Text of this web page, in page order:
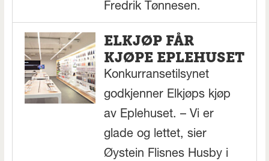
Fredrik Tønnesen.
ELKJØP FÅR
KJØPE EPLEHUSET
Konkurransetilsynet
godkjenner Elkjøps kjøp
av Eplehuset. – Vi er
glade og lettet, sier
Øystein Flisnes Husby i